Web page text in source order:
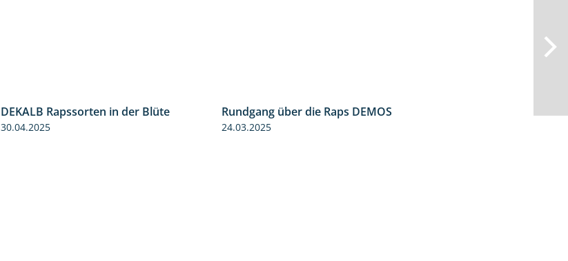
DEKALB Rapssorten in der Blüte
30.04.2025
Rundgang über die Raps DEMOS
24.03.2025